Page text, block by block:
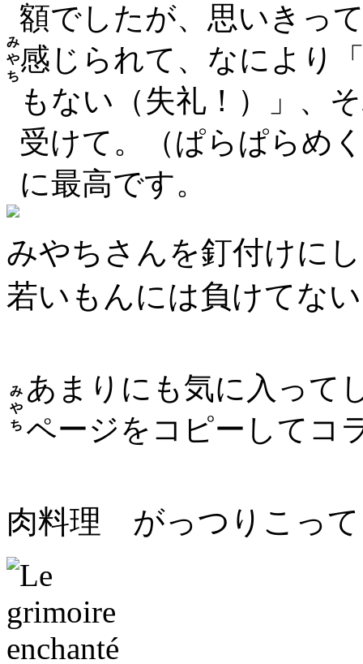
み
や
ち
額でしたが、思いきっ
感じられて、なにより
もない（失礼！）」、
受けて。（ぱらぱらめ
に最高です。
みやちさんを釘付けに
若いもんには負けてな
み
や
ち
あまりにも気に入って
ページをコピーしてコ
肉料理 がっつりこって